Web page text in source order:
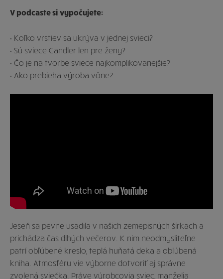
V podcaste si vypočujete:
• Koľko vrstiev sa ukrýva v jednej svieci?
• Sú sviece Candler len pre ženy?
• Čo je na tvorbe sviece najkomplikovanejšie?
• Ako prebieha výroba vône?
Jeseň sa pevne usadila v našich zemepisných šírkach a
prichádza čas dlhých večerov. K nim neodmysliteľne
patrí obľúbené kreslo, teplá huňatá deka a obľúbená
kniha. Atmosféru vie výborne dotvoriť aj správne
zvolená sviečka. Práve výrobcovia sviec, manželia